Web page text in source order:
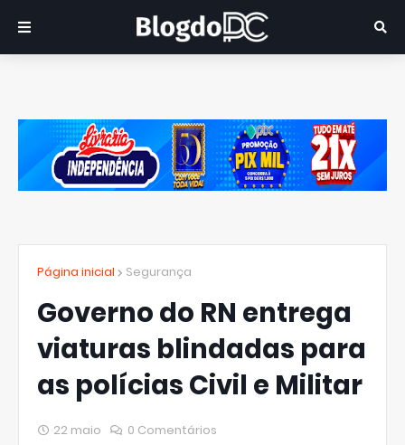
Página inicial Segurança
Governo do RN entrega
viaturas blindadas para
as polícias Civil e Militar
22 maio 0 Comentários